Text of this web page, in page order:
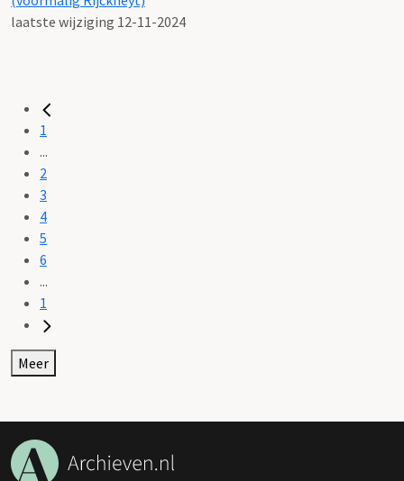
laatste wijziging 12-11-2024
1
...
2
3
4
5
6
...
1
Meer